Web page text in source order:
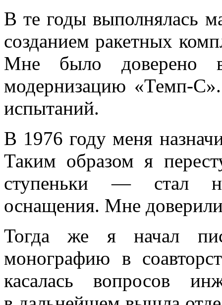
В те годы выполнялась
созданием ракетных
Мне было доверено
модернизацию «Темп-
испытаний.
В 1976 году меня
Таким образом я
ступеньки — стал
оснащения. Мне
Тогда же я начал
монографию в
касалась вопросов